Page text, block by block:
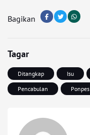
Bagikan
Tagar
Ditangkap Isu
Pencabulan
Ponpes